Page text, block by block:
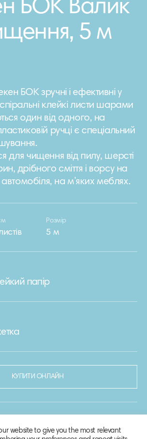
БОК Валик
5 м
БОК зручні і ефективні у
клейкі листи шарами
один від одного, на
ручці є спеціальний
для чищення від пилу, шерсті
дрібного сміття і ворсу на
автомобіля, на м'яких меблях.
Розмір
5 м
папір
КУПИТИ ОНЛАЙН
website to give you the most relevant